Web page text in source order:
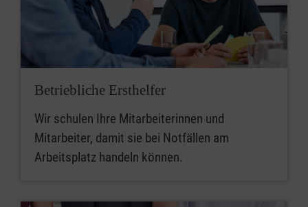
Betriebliche Ersthelfer
Wir schulen Ihre Mitarbeiterinnen und
Mitarbeiter, damit sie bei Notfällen am
Arbeitsplatz handeln können.